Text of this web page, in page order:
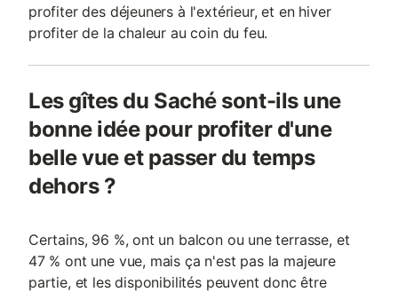
profiter des déjeuners à l'extérieur, et en hiver
profiter de la chaleur au coin du feu.
Les gîtes du Saché sont-ils une
bonne idée pour profiter d'une
belle vue et passer du temps
dehors ?
Certains, 96 %, ont un balcon ou une terrasse, et
47 % ont une vue, mais ça n'est pas la majeure
partie, et les disponibilités peuvent donc être